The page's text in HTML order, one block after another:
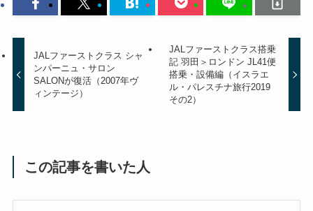
JALファーストクラス シャ
ンパーニュ・サロン
SALONが復活（2007年ヴ
ィンテージ）
JALファーストクラス搭乗
記 羽田＞ロンドン JL41便
搭乗・設備編（イスラエ
ル・パレスチナ旅行2019
その2）
この記事を書いた人